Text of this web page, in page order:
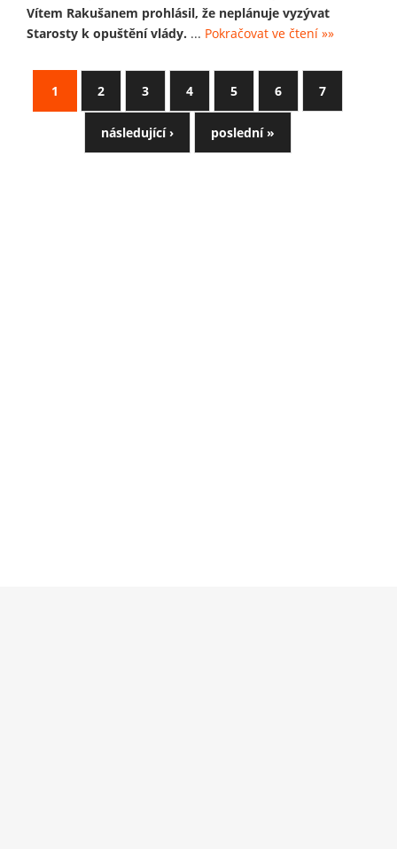
Vítem Rakušanem prohlásil, že neplánuje vyzývat
Starosty k opuštění vlády. ... Pokračovat ve čtení »»
1 2 3 4 5 6 7
následující › poslední »